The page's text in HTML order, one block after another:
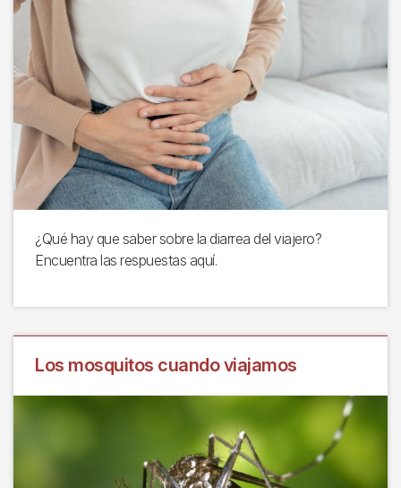
¿Qué hay que saber sobre la diarrea del viajero?
Encuentra las respuestas aquí.
Los mosquitos cuando viajamos